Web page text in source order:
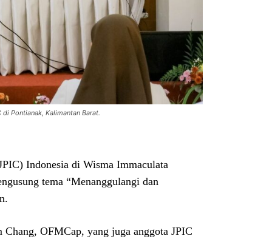
Pontianak, Kalimantan Barat.
Indonesia di Wisma Immaculata
tema “Menanggulangi dan
OFMCap, yang juga anggota JPIC